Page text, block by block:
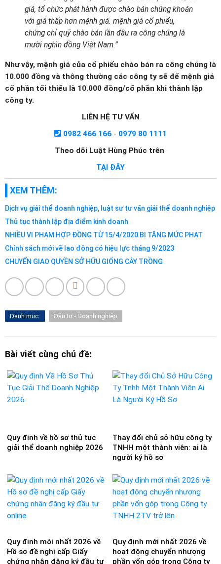
giá, tổ chức phát hành được chào bán chứng khoán
với giá thấp hơn mệnh giá. mệnh giá cổ phiếu,
chứng chỉ quỹ chào bán lần đầu ra công chúng là
mười nghìn đồng Việt Nam.”
Như vậy, mệnh giá của cổ phiếu chào bán ra công chúng là
10.000 đồng và thông thường các công ty sẽ để mệnh giá
cổ phần tối thiểu là 10.000 đồng/cổ phần khi thành lập
công ty.
LIÊN HỆ TƯ VẤN
0982 466 166 - 0979 80 1111
Theo dõi Luật Hùng Phúc trên
TẠI ĐÂY
XEM THÊM:
Dịch vụ giải thể doanh nghiệp, luật sư tư vấn giải thể doanh nghiệp
Thủ tục thành lập địa điểm kinh doanh
NHIỀU VI PHẠM HỢP ĐỒNG TỪ 15/4/2020 BỊ TĂNG MỨC PHẠT
Chính sách mới về lao động có hiệu lực tháng 9/2023
CHUYỂN GIAO QUYỀN SỞ HỮU GIỐNG CÂY TRỒNG
Danh mục: Đầu tư - Doanh nghiệp
Bài viết cùng chủ đề:
Quy định về hồ sơ thủ tục
giải thể doanh nghiệp 2026
Thay đổi chủ sở hữu công ty
TNHH một thành viên: ai là
người ký hồ sơ
Quy định mới nhất 2026 về
Hồ sơ đề nghị cấp Giấy
chứng nhận đăng ký đầu tư
Quy định mới nhất 2026 về
hoạt động chuyển nhượng
phần vốn góp trong Công ty